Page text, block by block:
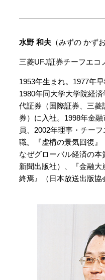
水野 和夫 （みずの かずお
三菱UFJ証券チーフエコ
1953年生まれ。1977年
1980年同大学大学院経
代証券（国際証券、三
券）に入社。1998年金
員、2002年理事・チー
職。『虚構の景気回復
なぜグローバル経済の
新聞出版社）、『金融
終焉』（日本放送出版協